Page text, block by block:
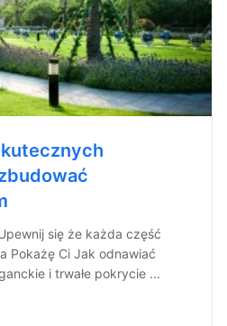
się że każda część
Pokażę Ci Jak odnawiać
i trwałe pokrycie ...